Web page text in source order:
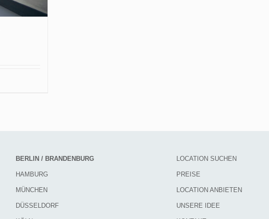
BERLIN / BRANDENBURG
HAMBURG
MÜNCHEN
DÜSSELDORF
LOCATION SUCHEN
PREISE
LOCATION ANBIETEN
UNSERE IDEE